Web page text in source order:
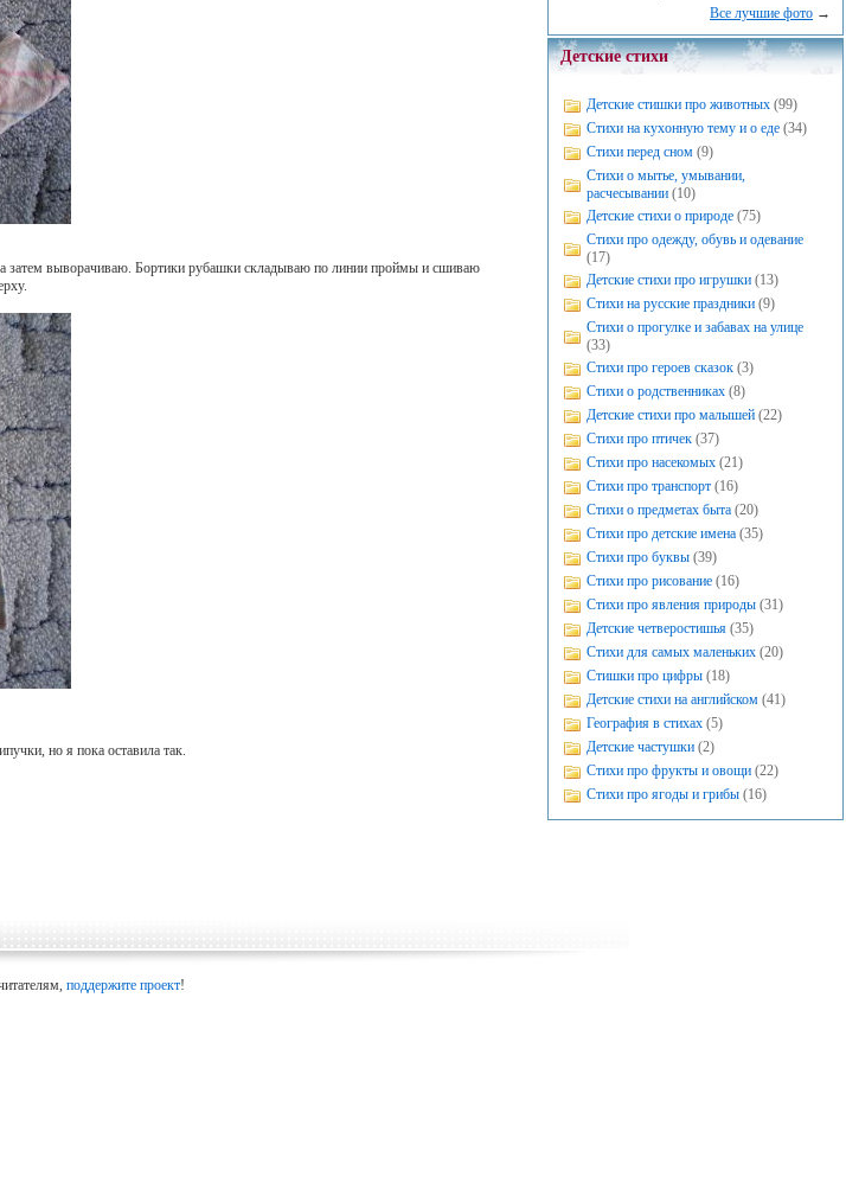
затем выворачиваю. Бортики рубашки складываю по линии проймы и сшиваю
но я пока оставила так.
Все лучшие фото →
Детские стихи
Детские стишки про животных (99)
Стихи на кухонную тему и о еде (34)
Стихи перед сном (9)
Стихи о мытье, умывании,
расчесывании (10)
Детские стихи о природе (75)
Стихи про одежду, обувь и одевание
(17)
Детские стихи про игрушки (13)
Стихи на русские праздники (9)
Стихи о прогулке и забавах на улице
(33)
Стихи про героев сказок (3)
Стихи о родственниках (8)
Детские стихи про малышей (22)
Стихи про птичек (37)
Стихи про насекомых (21)
Стихи про транспорт (16)
Стихи о предметах быта (20)
Стихи про детские имена (35)
Стихи про буквы (39)
Стихи про рисование (16)
Стихи про явления природы (31)
Детские четверостишья (35)
Стихи для самых маленьких (20)
Стишки про цифры (18)
Детские стихи на английском (41)
География в стихах (5)
Детские частушки (2)
Стихи про фрукты и овощи (22)
Стихи про ягоды и грибы (16)
поддержите проект!